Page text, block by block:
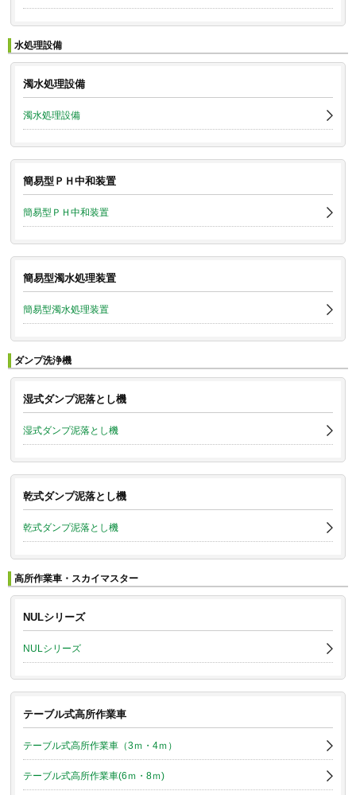
水処理設備
濁水処理設備
濁水処理設備
簡易型ＰＨ中和装置
簡易型ＰＨ中和装置
簡易型濁水処理装置
簡易型濁水処理装置
ダンプ洗浄機
湿式ダンプ泥落とし機
湿式ダンプ泥落とし機
乾式ダンプ泥落とし機
乾式ダンプ泥落とし機
高所作業車・スカイマスター
NULシリーズ
NULシリーズ
テーブル式高所作業車
テーブル式高所作業車（3ｍ・4ｍ）
テーブル式高所作業車(6ｍ・8ｍ)